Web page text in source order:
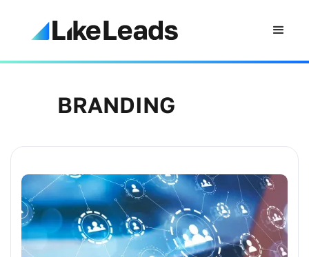
BRANDING